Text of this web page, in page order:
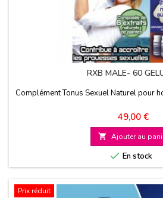
RXB MALE- 60
Complément Tonus Sexuel Naturel pour
Prix
49,00 €
 Ajouter au
 En stock
Prix réduit